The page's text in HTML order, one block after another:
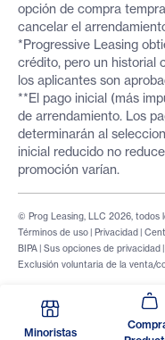
opción de compra
cancelar el
*Progressive Leasing
crédito, pero un historial
los aplicantes son
**El pago inicial (más
de arrendamiento. Los
determinarán al
inicial reducido no
promoción varían.
Términos de uso | Privacidad |
BIPA | Sus opciones de privacidad |
Exclusión voluntaria de la venta/
© Prog Leasing, LLC 2026, todos
Minoristas